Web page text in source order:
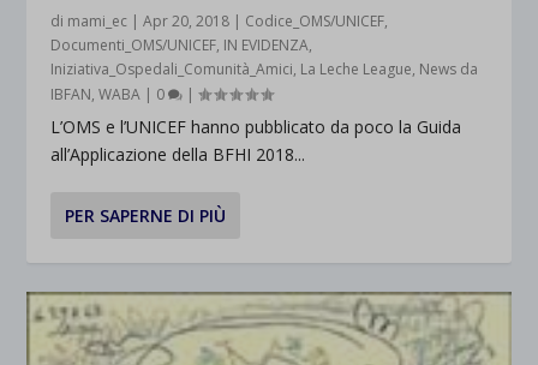
di mami_ec |Apr 20, 2018 | Codice_OMS/UNICEF,
Documenti_OMS/UNICEF, IN EVIDENZA,
Iniziativa_Ospedali_Comunità_Amici, La Leche League, News da
IBFAN,WABA | 0 |
L’OMS e l’UNICEF hanno pubblicato da poco la Guida
all’Applicazione della BFHI 2018...
PER SAPERNE DI PIÙ